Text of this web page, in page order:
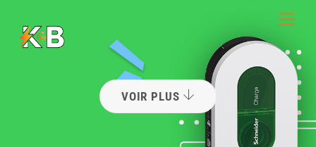
content
VOIR PLUS